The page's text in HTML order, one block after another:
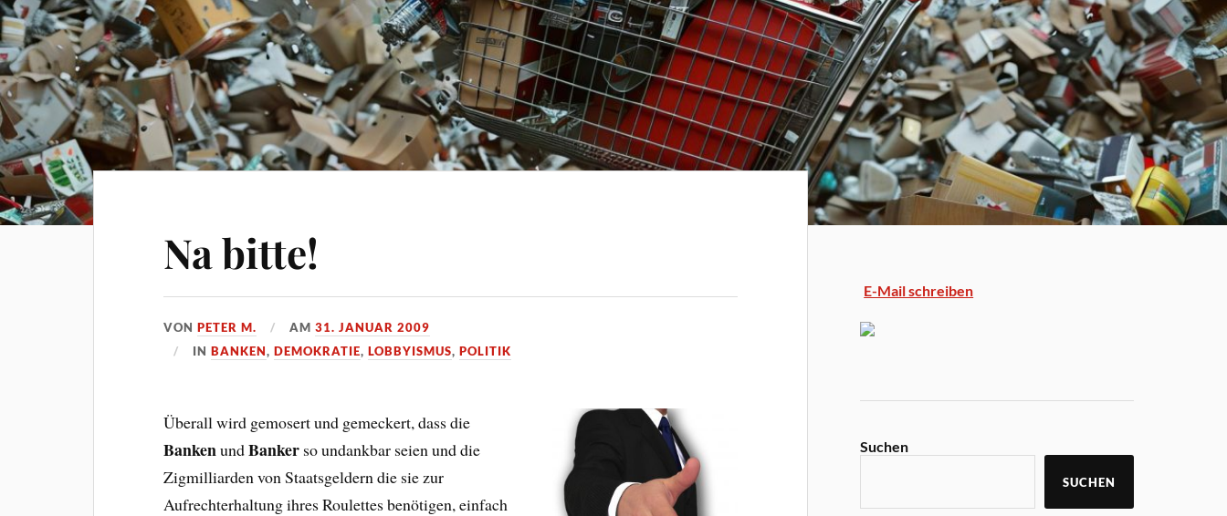
Na bitte!
VONPETER M. AM31. JANUAR 2009
INBANKEN,DEMOKRATIE,LOBBYISMUS,POLITIK
Überall wird gemosert und gemeckert, dass die
BankenundBanker so undankbar seien und die
Zigmilliarden von Staatsgeldern die sie zur
Aufrechterhaltung ihres Roulettes benötigen, einfach
E-Mail schreiben
Suchen
SUCHEN